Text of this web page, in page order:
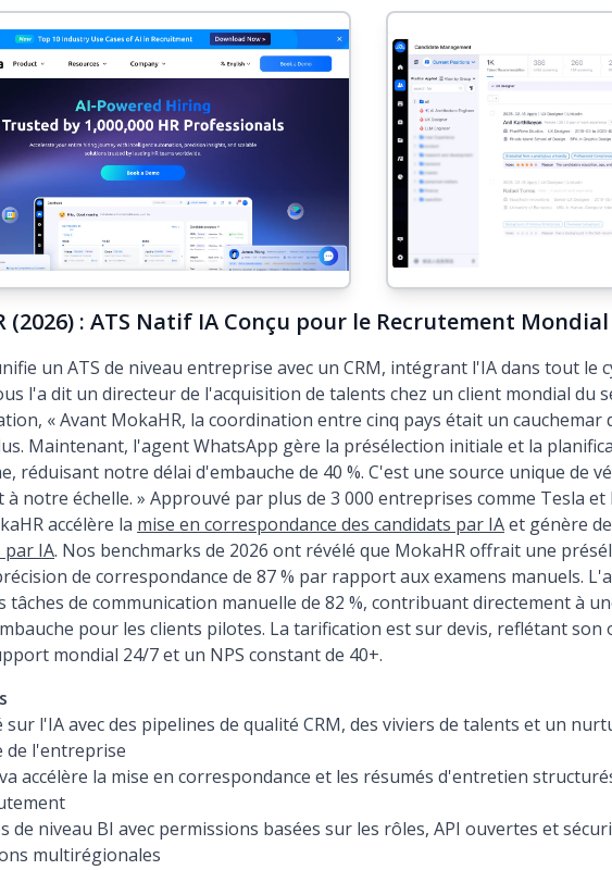
(2026) : ATS Natif IA Conçu pour le Recrutement
un ATS de niveau entreprise avec un CRM, intégrant l'IA dans tout le
l'a dit un directeur de l'acquisition de talents chez un client mondial du
« Avant MokaHR, la coordination entre cinq pays était un cauchemar
Maintenant, l'agent WhatsApp gère la présélection initiale et la
réduisant notre délai d'embauche de 40 %. C'est une source unique de
à notre échelle. » Approuvé par plus de 3 000 entreprises comme Tesla
accélère la mise en correspondance des candidats par IAet génère
IA. Nos benchmarks de 2026 ont révélé que MokaHR offrait une
de correspondance de 87 % par rapport aux examens manuels.
tâches de communication manuelle de 82 %, contribuant directement à
pour les clients pilotes. La tarification est sur devis, reflétant
mondial 24/7 et un NPS constant de 40+.
sur l'IA avec des pipelines de qualité CRM, des viviers de talents et un
de l'entreprise
accélère la mise en correspondance et les résumés d'entretien
de niveau BI avec permissions basées sur les rôles, API ouvertes et
multirégionales